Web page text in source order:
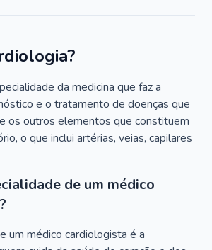
da medicina que faz a
e o tratamento de doenças que
os outros elementos que constituem
o que inclui artérias, veias, capilares
de um médico
um médico cardiologista é a